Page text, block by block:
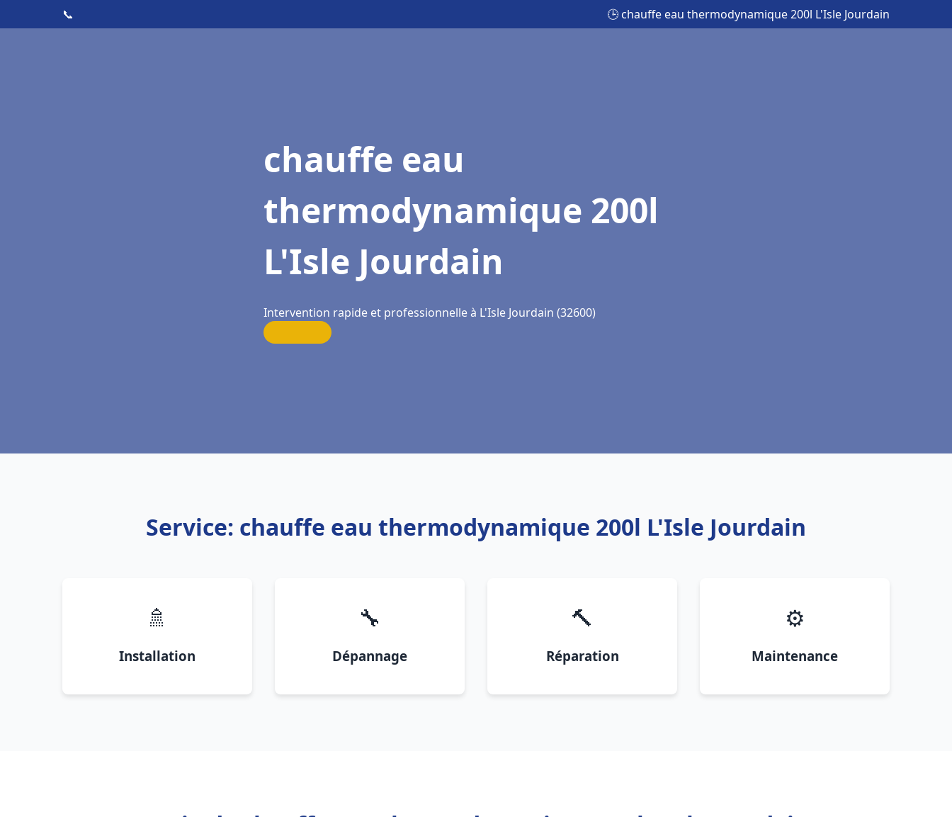
📞 🕒 chauffe eau thermodynamique 200l L'Isle Jourdain
chauffe eau
thermodynamique 200l
L'Isle Jourdain
Intervention rapide et professionnelle à L'Isle Jourdain (32600)
Service: chauffe eau thermodynamique 200l L'Isle Jourdain
🚿
Installation
🔧
Dépannage
🔨
Réparation
⚙️
Maintenance